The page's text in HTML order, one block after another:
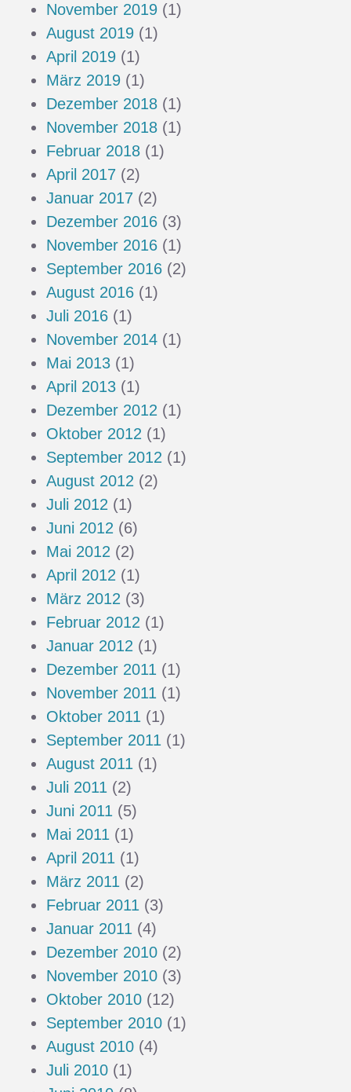
November 2019 (1)
August 2019 (1)
April 2019 (1)
März 2019 (1)
Dezember 2018 (1)
November 2018 (1)
Februar 2018 (1)
April 2017 (2)
Januar 2017 (2)
Dezember 2016 (3)
November 2016 (1)
September 2016 (2)
August 2016 (1)
Juli 2016 (1)
November 2014 (1)
Mai 2013 (1)
April 2013 (1)
Dezember 2012 (1)
Oktober 2012 (1)
September 2012 (1)
August 2012 (2)
Juli 2012 (1)
Juni 2012 (6)
Mai 2012 (2)
April 2012 (1)
März 2012 (3)
Februar 2012 (1)
Januar 2012 (1)
Dezember 2011 (1)
November 2011 (1)
Oktober 2011 (1)
September 2011 (1)
August 2011 (1)
Juli 2011 (2)
Juni 2011 (5)
Mai 2011 (1)
April 2011 (1)
März 2011 (2)
Februar 2011 (3)
Januar 2011 (4)
Dezember 2010 (2)
November 2010 (3)
Oktober 2010 (12)
September 2010 (1)
August 2010 (4)
Juli 2010 (1)